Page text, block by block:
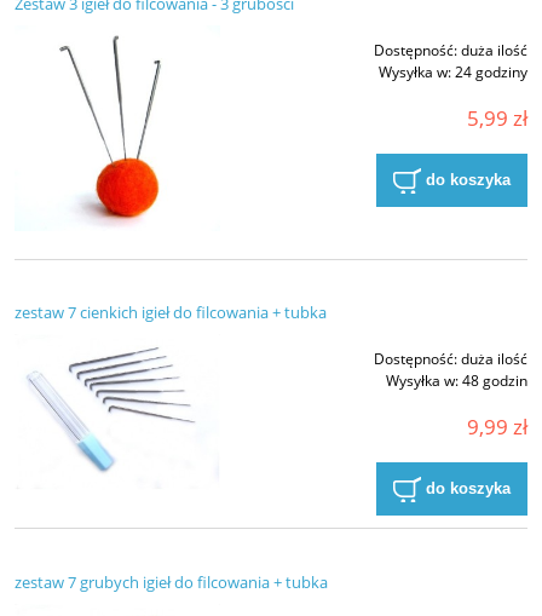
Dostępność:duża ilość
Wysyłka w:24 godziny
5,99 zł
do koszyka
zestaw 7 cienkich igieł do filcowania + tubka
Dostępność:duża ilość
Wysyłka w:48 godzin
9,99 zł
do koszyka
zestaw 7 grubych igieł do filcowania + tubka